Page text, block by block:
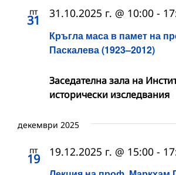
пт
31
Кръгла маса в памет на
Паскалева (1923–2012)
31.10.2025 г. @ 10:00 -
Заседателна зала на
исторически изследвания
декември 2025
пт
19 19.12.2025 г. @ 15:00 -